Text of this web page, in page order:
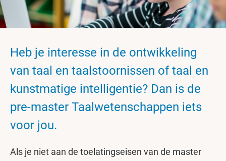
Heb je interesse in de ontwikkeling
van taal en taalstoornissen of taal en
kunstmatige intelligentie? Dan is de
pre-master Taalwetenschappen iets
voor jou.
Als je niet aan de toelatingseisen van de master